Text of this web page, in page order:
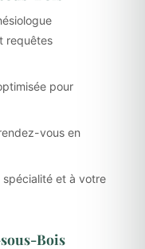
requêtes
pour
vous en
et à votre
Bois